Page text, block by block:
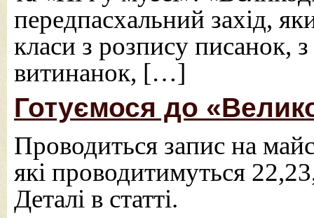
передпасхальний захід,
класи з розпису писанок,
витинанок, […]
Готуємося до
Проводиться запис на
які проводитимуться
Деталі в статті.